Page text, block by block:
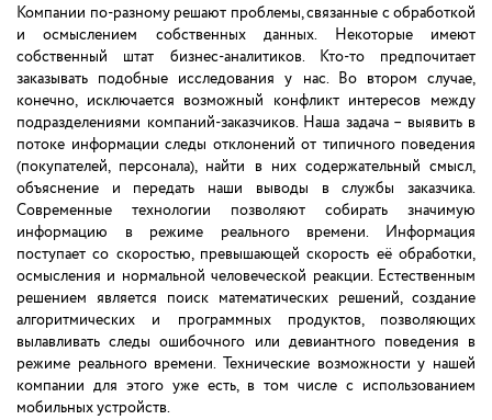
Компании по-разному решают проблемы, связанные с обработкой
и осмыслением собственных данных. Некоторые имеют
собственный штат бизнес-аналитиков. Кто-то предпочитает
заказывать подобные исследования у нас. Во втором случае,
конечно, исключается возможный конфликт интересов между
подразделениями компаний-заказчиков. Наша задача – выявить в
потоке информации следы отклонений от типичного поведения
(покупателей, персонала), найти в них содержательный смысл,
объяснение и передать наши выводы в службы заказчика.
Современные технологии позволяют собирать значимую
информацию в режиме реального времени. Информация
поступает со скоростью, превышающей скорость её обработки,
осмысления и нормальной человеческой реакции. Естественным
решением является поиск математических решений, создание
алгоритмических и программных продуктов, позволяющих
вылавливать следы ошибочного или девиантного поведения в
режиме реального времени. Технические возможности у нашей
компании для этого уже есть, в том числе с использованием
мобильных устройств.